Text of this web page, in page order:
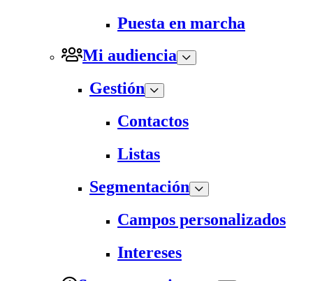
Puesta en marcha
Mi audiencia
Gestión
Contactos
Listas
Segmentación
Campos personalizados
Intereses